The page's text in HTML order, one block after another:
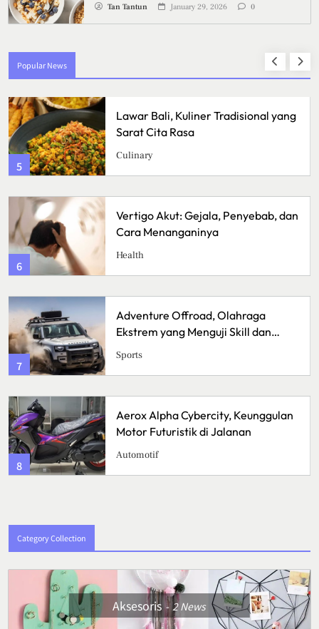
Tan Tantun January 29, 2026 0
Popular News
5
Lawar Bali, Kuliner Tradisional yang
Sarat Cita Rasa
Culinary
6
Vertigo Akut: Gejala, Penyebab, dan
Cara Menanganinya
Health
7
Adventure Offroad, Olahraga
Ekstrem yang Menguji Skill dan
Sports
8
Aerox Alpha Cybercity, Keunggulan
Motor Futuristik di Jalanan
Automotif
Category Collection
Aksesoris 2News